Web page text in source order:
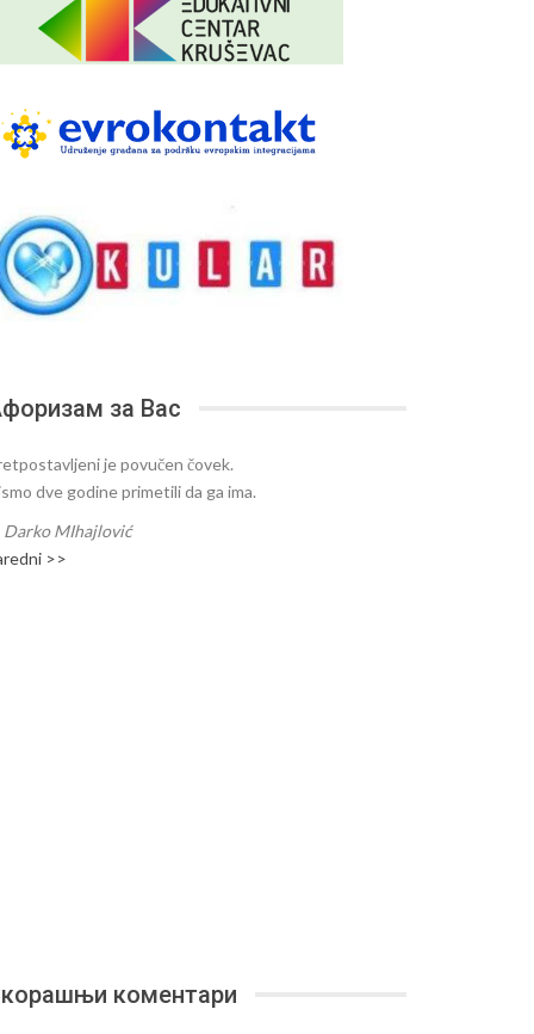
за Вас
je povučen čovek.
dve godine primetili da ga ima.
Darko MIhajlović
>>
коментари